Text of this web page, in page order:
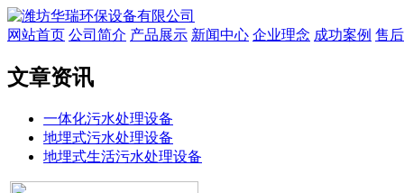
网站首页 公司简介 产品展示 新闻中心 企业理念 成功案例 售
文章资讯
一体化污水处理设备
地埋式污水处理设备
地埋式生活污水处理设备